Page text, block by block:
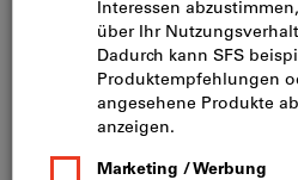
ab 1 Stück
ab 50 Stück